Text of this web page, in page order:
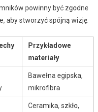
powinny być zgodne
aby stworzyć spójną wizję.
Przykładowe
materiały
Bawełna egipska,
mikrofibra
Ceramika, szkło,